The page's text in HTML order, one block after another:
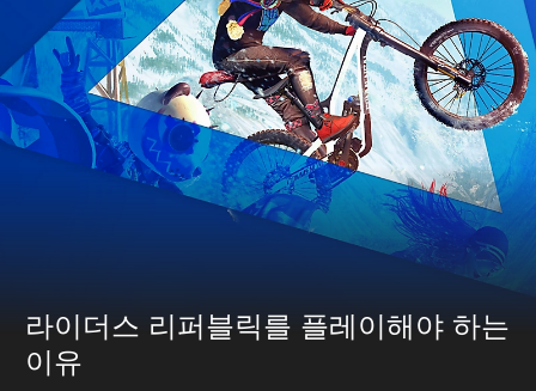
라이더스 리퍼블릭를 플레이해야 하는
이유